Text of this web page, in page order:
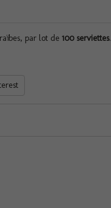
par lot de 100 serviettes.